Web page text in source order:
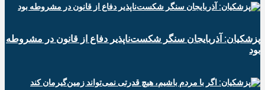
پزشکیان: آذربایجان سنگر شکست‌ناپذیر دفاع از قانون در مشروطه
بود